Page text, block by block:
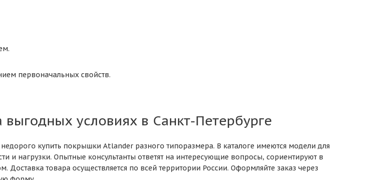
первоначальных свойств.
условиях в Санкт-Петербурге
купить покрышки Atlander разного типоразмера. В каталоге имеются модели для
и нагрузки. Опытные консультанты ответят на интересующие вопросы, сориентируют в
Доставка товара осуществляется по всей территории России. Оформляйте заказ через